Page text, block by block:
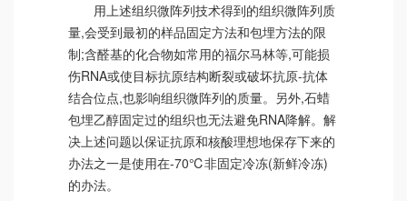
用上述组织微阵列技术得到的组织微阵列质
量,会受到最初的样品固定方法和包埋方法的限
制;含醛基的化合物如常用的福尔马林等,可能损
伤RNA或使目标抗原结构断裂或破坏抗原-抗体
结合位点,也影响组织微阵列的质量。另外,石蜡
包埋乙醇固定过的组织也无法避免RNA降解。解
决上述问题以保证抗原和核酸理想地保存下来的
办法之一是使用在-70℃非固定冷冻(新鲜冷冻)
的办法。